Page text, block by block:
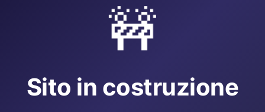
🚧
Sito in costruzione